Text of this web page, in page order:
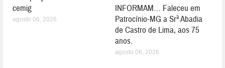
cemig
agosto 06, 2026
INFORMAM… Faleceu em
Patrocínio-MG a Srª Abadia
de Castro de Lima, aos 75
anos.
agosto 06, 2026